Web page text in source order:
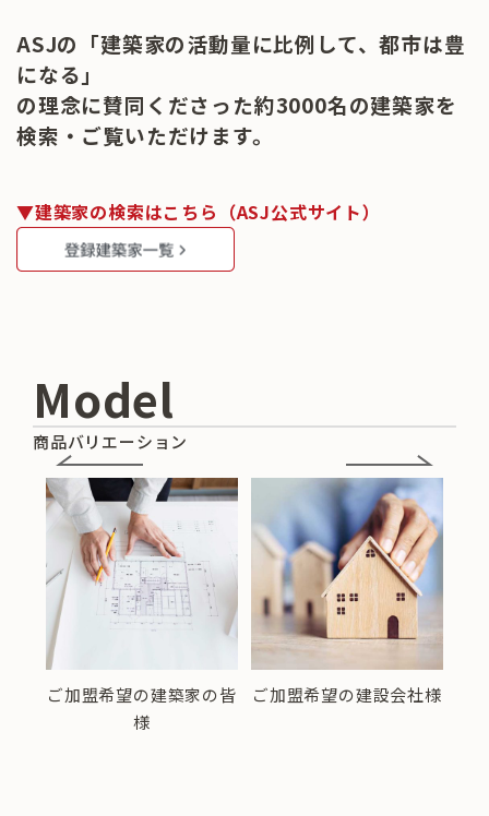
ASJの「建築家の活動量に比例して、都市は豊
になる」
の理念に賛同くださった約3000名の建築家を
検索・ご覧いただけます。
▼建築家の検索はこちら（ASJ公式サイト）
Model
商品バリエーション
ご加盟希望の建築家の皆
様
ご加盟希望の建設会社様